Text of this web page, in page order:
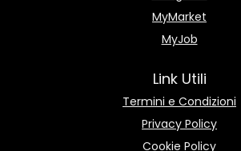
MyMarket
MyJob
Link Utili
Termini e Condizioni
Privacy Policy
Cookie Policy